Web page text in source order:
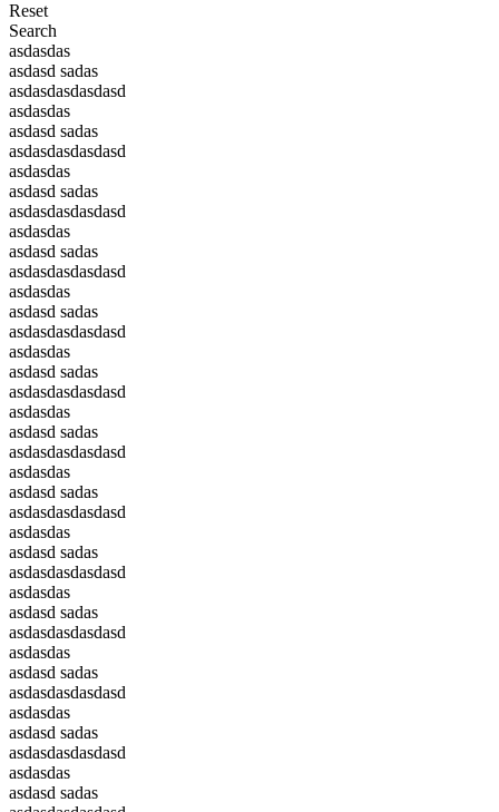
Reset
Search
asdasdas
asdasd sadas
asdasdasdasdasd
asdasdas
asdasd sadas
asdasdasdasdasd
asdasdas
asdasd sadas
asdasdasdasdasd
asdasdas
asdasd sadas
asdasdasdasdasd
asdasdas
asdasd sadas
asdasdasdasdasd
asdasdas
asdasd sadas
asdasdasdasdasd
asdasdas
asdasd sadas
asdasdasdasdasd
asdasdas
asdasd sadas
asdasdasdasdasd
asdasdas
asdasd sadas
asdasdasdasdasd
asdasdas
asdasd sadas
asdasdasdasdasd
asdasdas
asdasd sadas
asdasdasdasdasd
asdasdas
asdasd sadas
asdasdasdasdasd
asdasdas
asdasd sadas